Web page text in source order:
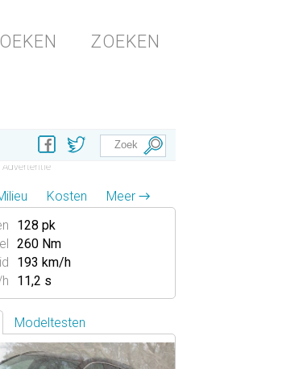
ZOEKEN
Kosten
Meer →
128 pk
260 Nm
193 km/h
11,2 s
Modeltesten